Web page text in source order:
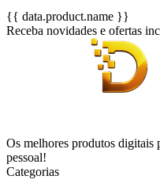
{{ data.product.name }}
Receba novidades e ofertas
Os melhores produtos digitais
pessoal!
Categorias